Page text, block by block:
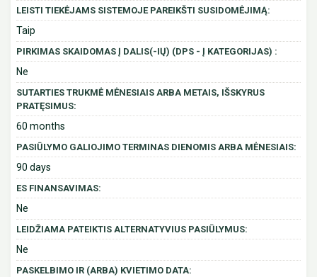
LEISTI TIEKĖJAMS SISTEMOJE PAREIKŠTI SUSIDOMĖJIMĄ:
Taip
PIRKIMAS SKAIDOMAS Į DALIS(-IŲ) (DPS - Į KATEGORIJAS) :
Ne
SUTARTIES TRUKMĖ MĖNESIAIS ARBA METAIS, IŠSKYRUS
PRATĘSIMUS:
60 months
PASIŪLYMO GALIOJIMO TERMINAS DIENOMIS ARBA MĖNESIAIS:
90 days
ES FINANSAVIMAS:
Ne
LEIDŽIAMA PATEIKTIS ALTERNATYVIUS PASIŪLYMUS:
Ne
PASKELBIMO IR (ARBA) KVIETIMO DATA: